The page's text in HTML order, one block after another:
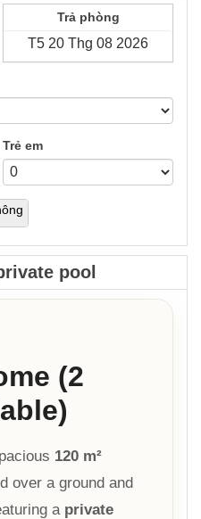
Trả phòng
Trẻ em
pool
(2
120 m²
over a ground and
a private